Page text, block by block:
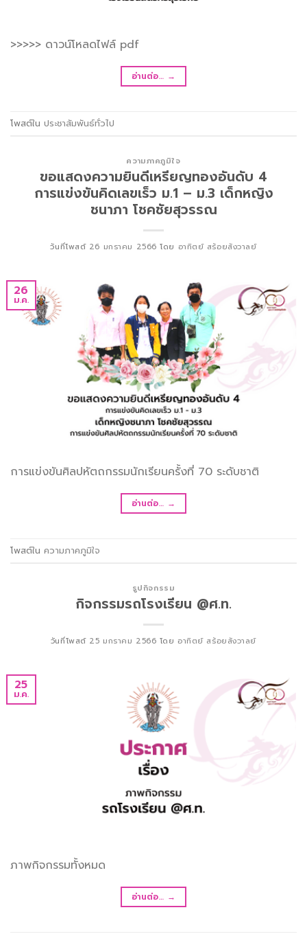
>>>>> ดาวน์โหลดไฟล์ pdf
อ่านต่อ… →
โพสต์ใน ประชาสัมพันธ์ทั่วไป
ความภาคภูมิใจ
ขอแสดงความยินดีเหรียญทองอันดับ 4
การแข่งขันคิดเลขเร็ว ม.1 – ม.3 เด็กหญิง
ชนาภา โชคชัยสุวรรณ
วันที่โพสต์ 26 มกราคม 2566 โดย อาทิตย์ สร้อยสังวาลย์
26
ม.ค.
การแข่งขันศิลปหัตถกรรมนักเรียนครั้งที่ 70 ระดับชาติ
อ่านต่อ… →
โพสต์ใน ความภาคภูมิใจ
รูปกิจกรรม
กิจกรรมรถโรงเรียน @ศ.ท.
วันที่โพสต์ 25 มกราคม 2566 โดย อาทิตย์ สร้อยสังวาลย์
25
ม.ค.
ภาพกิจกรรมทั้งหมด
อ่านต่อ… →